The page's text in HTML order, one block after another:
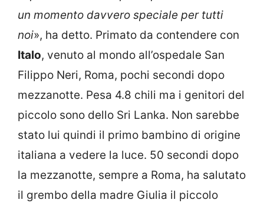
un momento davvero speciale per tutti
noi», ha detto. Primato da contendere con
Italo, venuto al mondo all’ospedale San
Filippo Neri, Roma, pochi secondi dopo
mezzanotte. Pesa 4.8 chili ma i genitori del
piccolo sono dello Sri Lanka. Non sarebbe
stato lui quindi il primo bambino di origine
italiana a vedere la luce. 50 secondi dopo
la mezzanotte, sempre a Roma, ha salutato
il grembo della madre Giulia il piccolo